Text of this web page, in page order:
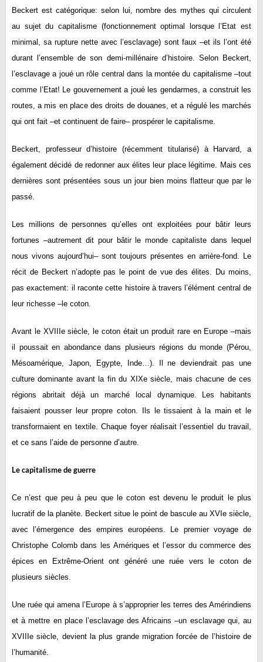
Beckert est catégorique: selon lui, nombre des mythes qui circulent
au sujet du capitalisme (fonctionnement optimal lorsque l’Etat est
minimal, sa rupture nette avec l’esclavage) sont faux –et ils l’ont été
durant l’ensemble de son demi-millénaire d’histoire. Selon Beckert,
l’esclavage a joué un rôle central dans la montée du capitalisme –tout
comme l’Etat! Le gouvernement a joué les gendarmes, a construit les
routes, a mis en place des droits de douanes, et a régulé les marchés
qui ont fait –et continuent de faire– prospérer le capitalisme.
Beckert, professeur d’histoire (récemment titularisé) à Harvard, a
également décidé de redonner aux élites leur place légitime. Mais ces
dernières sont présentées sous un jour bien moins flatteur que par le
passé.
Les millions de personnes qu’elles ont exploitées pour bâtir leurs
fortunes –autrement dit pour bâtir le monde capitaliste dans lequel
nous vivons aujourd’hui– sont toujours présentes en arrière-fond. Le
récit de Beckert n’adopte pas le point de vue des élites. Du moins,
pas exactement: il raconte cette histoire à travers l’élément central de
leur richesse –le coton.
Avant le XVIIIe siècle, le coton était un produit rare en Europe –mais
il poussait en abondance dans plusieurs régions du monde (Pérou,
Mésoamérique, Japon, Egypte, Inde…). Il ne deviendrait pas une
culture dominante avant la fin du XIXe siècle, mais chacune de ces
régions abritait déjà un marché local dynamique. Les habitants
faisaient pousser leur propre coton. Ils le tissaient à la main et le
transformaient en textile. Chaque foyer réalisait l’essentiel du travail,
et ce sans l’aide de personne d’autre.
Le capitalisme de guerre
Ce n’est que peu à peu que le coton est devenu le produit le plus
lucratif de la planète. Beckert situe le point de bascule au XVIe siècle,
avec l’émergence des empires européens. Le premier voyage de
Christophe Colomb dans les Amériques et l’essor du commerce des
épices en Extrême-Orient ont généré une ruée vers le coton de
plusieurs siècles.
Une ruée qui amena l’Europe à s’approprier les terres des Amérindiens
et à mettre en place l’esclavage des Africains –un esclavage qui, au
XVIIIe siècle, devient la plus grande migration forcée de l’histoire de
l’humanité.